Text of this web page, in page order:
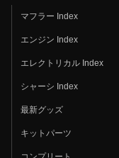
マフラー Index
エンジン Index
エレクトリカル Index
シャーシ Index
最新グッズ
キットパーツ